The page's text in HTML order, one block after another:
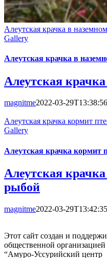
Алеутская крачка в
Gallery
Алеутская крачка в
Алеутская
magnitme2022-03-
Алеутская крачка кормит
Gallery
Алеутская крачка кормит
Алеутская
рыбой
magnitme2022-03-
Этот сайт создан и
общественной организацией
“Амуро-Уссурийский центр